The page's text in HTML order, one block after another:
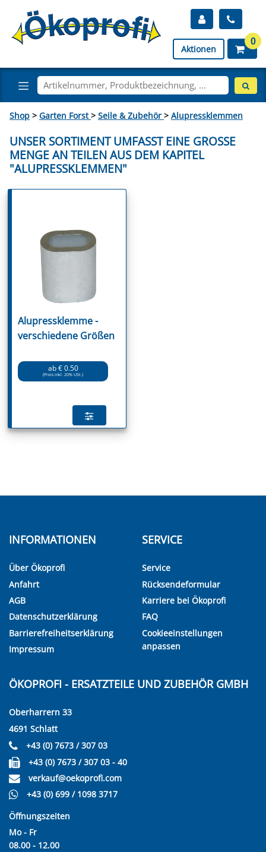
Aktionen
0
Shop > Garten Forst> Seile & Zubehör > Alupressklemmen
UNSER SORTIMENT UMFASST EINE GROSSE M
ENGE AN TEILEN AUS DEM KAPITEL "
ALUPRESSKLEMMEN"
Alupressklemme -
verschiedene Größen
ab € 0.50
(Preis inkl. 20% USt.)
INFORMATIONEN
Über Ökoprofi
Anfahrt
AGB
Datenschutzerklärung
Barrierefreiheitserklärung
Impressum
SERVICE
Service
Rücksendeformular
Karriere bei Ökoprofi
FAQ
Cookieeinstellungen
anpassen
ÖKOPROFI - ERSATZTEILE UND ZUBEHÖR GMBH
Oberharrern 33
4691 Schlatt
+43 (0) 7673 / 307 03
+43 (0) 7673 / 307 03 - 40
verkauf@oekoprofi.com
+43 (0) 699 / 1098 3717
Öffnungszeiten
Mo - Fr
08.00 - 12.00